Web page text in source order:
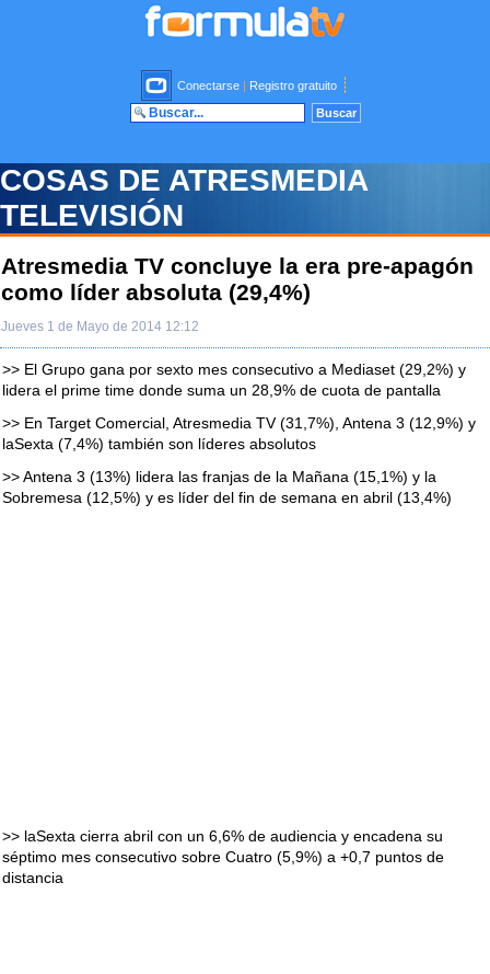
Conectarse | Registro gratuito
COSAS DE ATRESMEDIA
TELEVISIÓN
Atresmedia TV concluye la era pre-apagón
como líder absoluta (29,4%)
Jueves 1 de Mayo de 2014 12:12
>> El Grupo gana por sexto mes consecutivo a Mediaset (29,2%) y
lidera el prime time donde suma un 28,9% de cuota de pantalla
>> En Target Comercial, Atresmedia TV (31,7%), Antena 3 (12,9%) y
laSexta (7,4%) también son líderes absolutos
>> Antena 3 (13%) lidera las franjas de la Mañana (15,1%) y la
Sobremesa (12,5%) y es líder del fin de semana en abril (13,4%)
>> laSexta cierra abril con un 6,6% de audiencia y encadena su
séptimo mes consecutivo sobre Cuatro (5,9%) a +0,7 puntos de
distancia